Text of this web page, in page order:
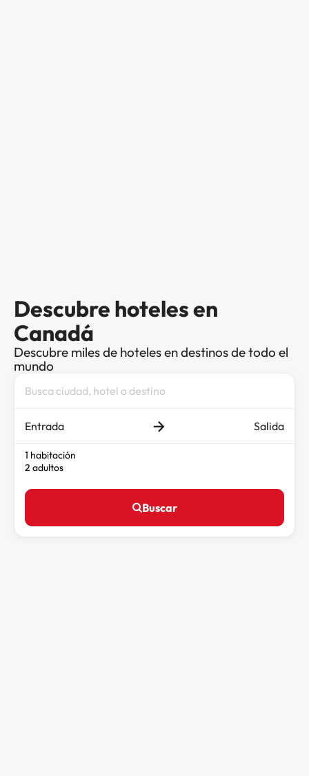
Descubre hoteles en
Canadá
Descubre miles de hoteles en destinos de todo el
mundo
Entrada Salida
1 habitación
2 adultos
Buscar